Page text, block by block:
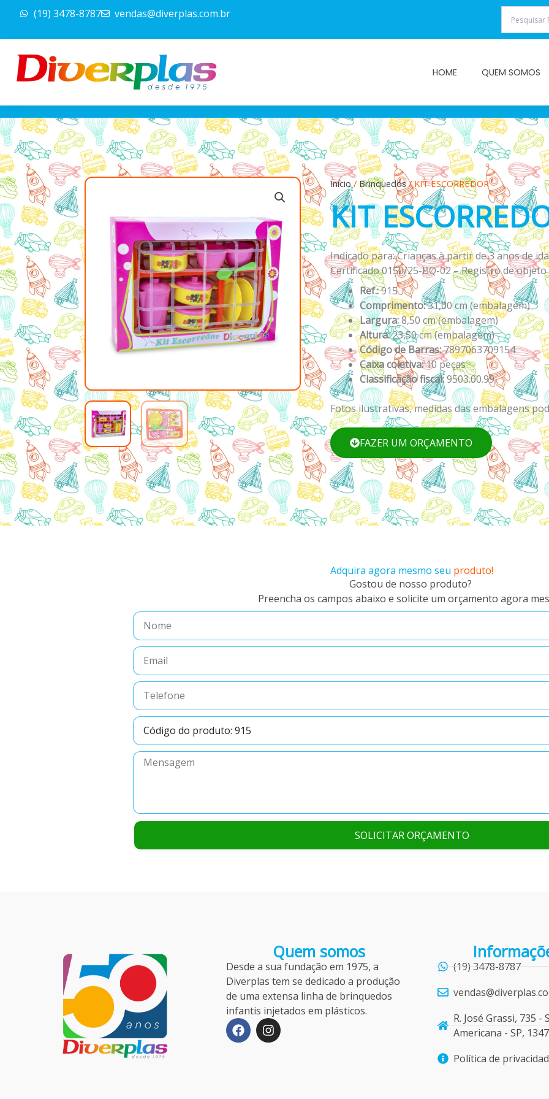
para
o
conteúdo
(19) 3478-8787 vendas@diverplas.com.br
HOME QUEM SOMOS
Início / Brinquedos/ KIT ESCORREDOR
KIT
Indicado para: Crianças à partir de 3 anos de
Certificado 0150/25-BQ-02 – Registro de objeto
Ref.:915
Comprimento:31,00 cm (embalagem)
Largura:8,50 cm (embalagem)
Altura:23,50 cm (embalagem)
Código de Barras:7897063709154
Caixa coletiva:10 peças
Classificação fiscal:9503.00.99
Fotos ilustrativas, medidas das embalagens
FAZER UM ORÇAMENTO
Adquira agora mesmo seu produto!
Gostou de nosso produto?
Preencha os campos abaixo e solicite um orçamento agora
Nome
Email
Telefone
Código
produto
Mensagem
SOLICITAR ORÇAMENTO
Quem somos
Desde a sua fundação em 1975, a
Diverplas tem se dedicado a produção
de uma extensa linha de brinquedos
infantis injetados em plásticos.
F
a
c
I
n
s
(19) 3478-8787
R. José Grassi, 735 -
Americana - SP,
Política de